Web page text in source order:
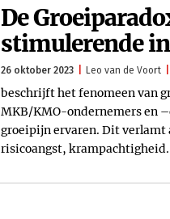
De
stimulerende
26 oktober 2023 Leo van de Voort
beschrijft het fenomeen van
MKB/KMO-ondernemers en
groeipijn ervaren. Dit
risicoangst, krampachtigheid.